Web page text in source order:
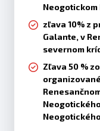
zľava 10% z
Galante, v
severnom
Zľava 50 %